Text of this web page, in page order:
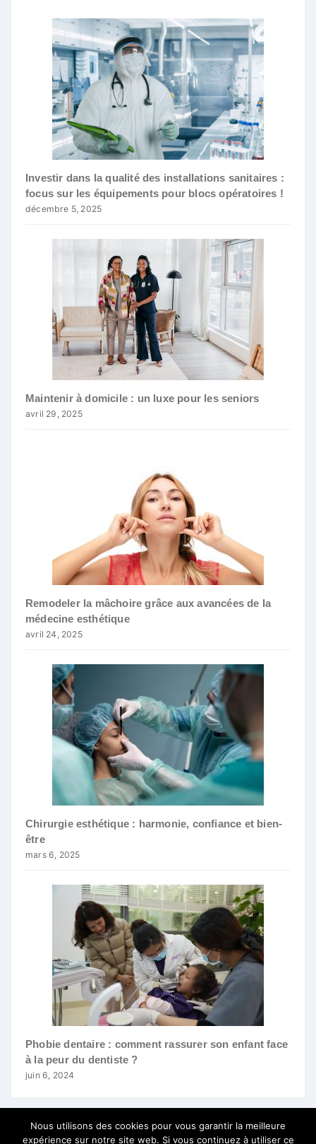
Investir dans la qualité des installations sanitaires :
focus sur les équipements pour blocs opératoires !
décembre 5, 2025
Maintenir à domicile : un luxe pour les seniors
avril 29, 2025
Remodeler la mâchoire grâce aux avancées de la
médecine esthétique
avril 24, 2025
Chirurgie esthétique : harmonie, confiance et bien-
être
mars 6, 2025
Phobie dentaire : comment rassurer son enfant face
à la peur du dentiste ?
juin 6, 2024
Nous utilisons des cookies pour vous garantir la meilleure
expérience sur notre site web. Si vous continuez à utiliser ce